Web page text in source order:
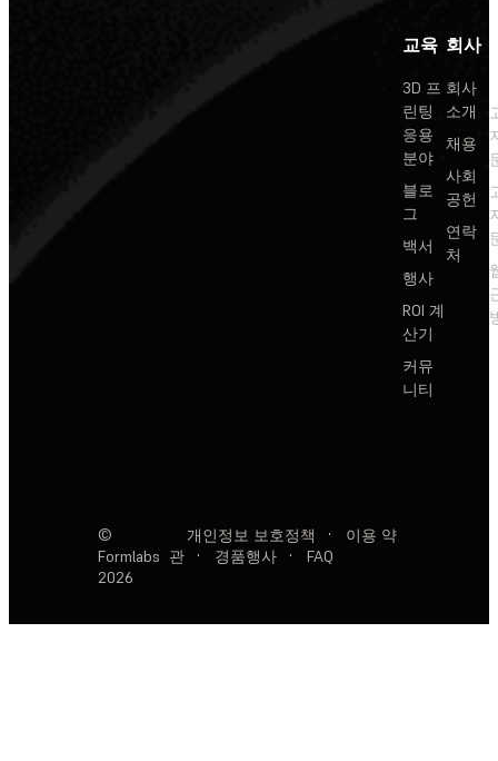
교육
3D 프
린팅
응용
분야
블로
그
백서
행사
ROI 계
산기
커뮤
니티
회사
회사
소개
채용
사회
공헌
연락
처
©
Formlabs
2026
개인정보 보호정책 ·
이용 약
관
· 경품행사 · FAQ